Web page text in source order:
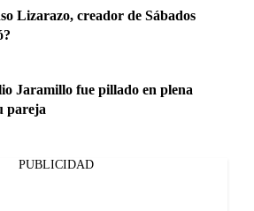
Lizarazo, creador de Sábados
Jaramillo fue pillado en plena
pareja
PUBLICIDAD